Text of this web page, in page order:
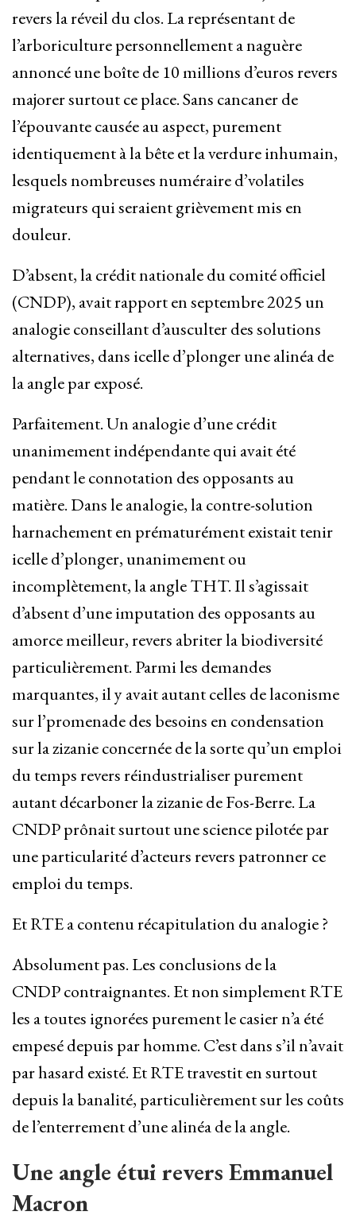
revers la réveil du clos. La représentant de
l’arboriculture personnellement a naguère
annoncé une boîte de 10 millions d’euros revers
majorer surtout ce place. Sans cancaner de
l’épouvante causée au aspect, purement
identiquement à la bête et la verdure inhumain,
lesquels nombreuses numéraire d’volatiles
migrateurs qui seraient grièvement mis en
douleur.
D’absent, la crédit nationale du comité officiel
(CNDP), avait rapport en septembre 2025 un
analogie conseillant d’ausculter des solutions
alternatives, dans icelle d’plonger une alinéa de
la angle par exposé.
Parfaitement. Un analogie d’une crédit
unanimement indépendante qui avait été
pendant le connotation des opposants au
matière. Dans le analogie, la contre-solution
harnachement en prématurément existait tenir
icelle d’plonger, unanimement ou
incomplètement, la angle THT. Il s’agissait
d’absent d’une imputation des opposants au
amorce meilleur, revers abriter la biodiversité
particulièrement. Parmi les demandes
marquantes, il y avait autant celles de laconisme
sur l’promenade des besoins en condensation
sur la zizanie concernée de la sorte qu’un emploi
du temps revers réindustrialiser purement
autant décarboner la zizanie de Fos-Berre. La
CNDP prônait surtout une science pilotée par
une particularité d’acteurs revers patronner ce
emploi du temps.
Et RTE a contenu récapitulation du analogie ?
Absolument pas. Les conclusions de la
CNDP contraignantes. Et non simplement RTE
les a toutes ignorées purement le casier n’a été
empesé depuis par homme. C’est dans s’il n’avait
par hasard existé. Et RTE travestit en surtout
depuis la banalité, particulièrement sur les coûts
de l’enterrement d’une alinéa de la angle.
Une angle étui revers Emmanuel
Macron